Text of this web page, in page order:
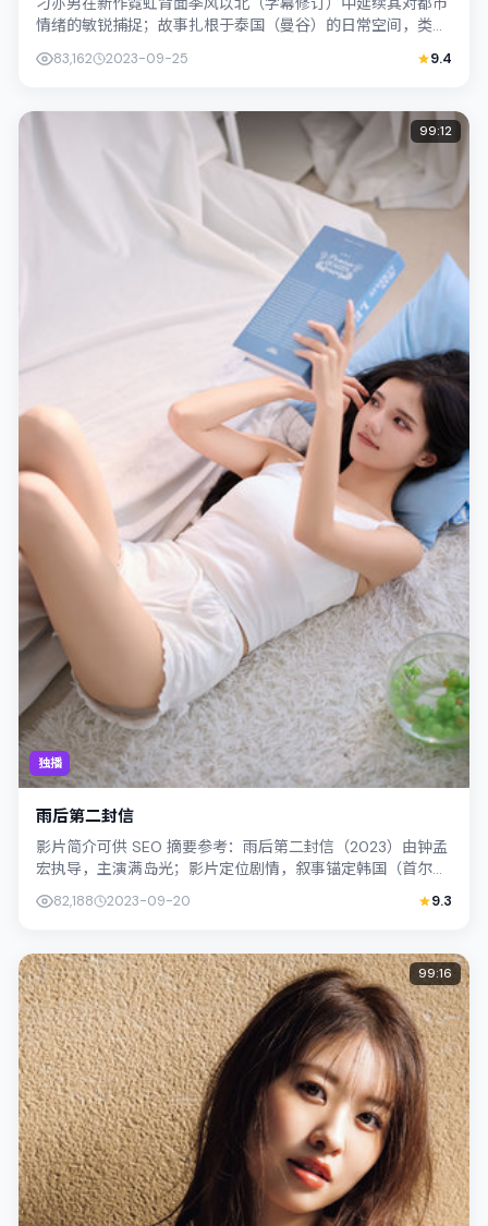
情绪的敏锐捕捉；故事扎根于泰国（曼谷）的日常空间，类型
83,162 2023-09-25 9.4
独播
99:12
雨后第二封信
影片简介可供 SEO 摘要参考：雨后第二封信（2023）由钟孟
宏执导，主演满岛光；影片定位剧情，叙事锚定韩国（首尔）
的社会议题与个体命运，镜头克...
82,188 2023-09-20 9.3
99:16